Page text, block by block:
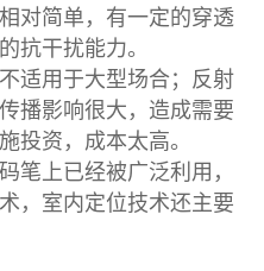
对简单，有一定的穿透
抗干扰能力。
适用于大型场合；反射
播影响很大，造成需要
投资，成本太高。
笔上已经被广泛利用，
，室内定位技术还主要